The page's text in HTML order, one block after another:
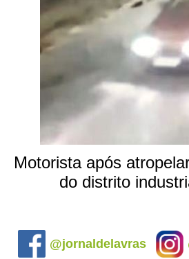
Motorista após
do distrito
@jornaldelavras